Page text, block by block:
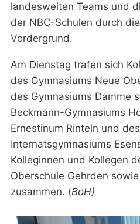
landesweiten Teams und
der NBC-Schulen durch
Vordergrund.
Am Dienstag trafen sich
des Gymnasiums Neue
des Gymnasiums Damme
Beckmann-Gymnasiums
Ernestinum Rinteln und
Internatsgymnasiums
Kolleginnen und Kollegen
Oberschule Gehrden
zusammen. ‌(BoH)